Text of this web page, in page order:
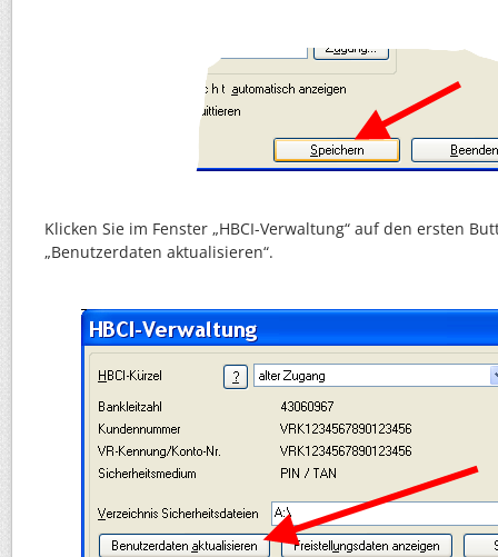
Klicken Sie im Fenster „HBCI-Verwaltung“ auf den ersten
„Benutzerdaten aktualisieren“.